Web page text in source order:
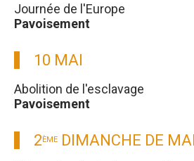
Journée de l'Europe
Pavoisement
10 MAI
Abolition de l'esclavage
Pavoisement
2ÈME DIMANCHE DE MAI